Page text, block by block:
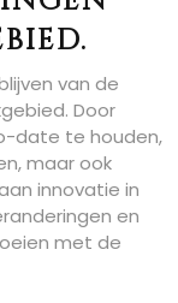
van de
Door
date te houden,
maar ook
innovatie in
en
met de